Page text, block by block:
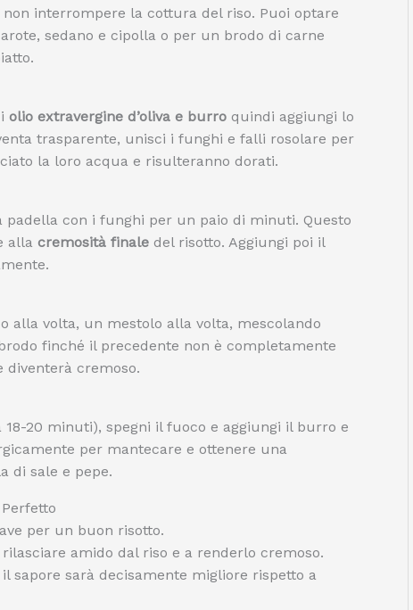
interrompere la cottura del riso. Puoi optare
sedano e cipolla o per un brodo di carne
olio extravergine d’oliva e burro quindi aggiungi lo
trasparente, unisci i funghi e falli rosolare per
la loro acqua e risulteranno dorati.
con i funghi per un paio di minuti. Questo
alla cremosità finale del risotto. Aggiungi poi il
alla volta, un mestolo alla volta, mescolando
finché il precedente non è completamente
diventerà cremoso.
20 minuti), spegni il fuoco e aggiungi il burro e
per mantecare e ottenere una
di sale e pepe.
per un buon risotto.
amido dal riso e a renderlo cremoso.
il sapore sarà decisamente migliore rispetto a